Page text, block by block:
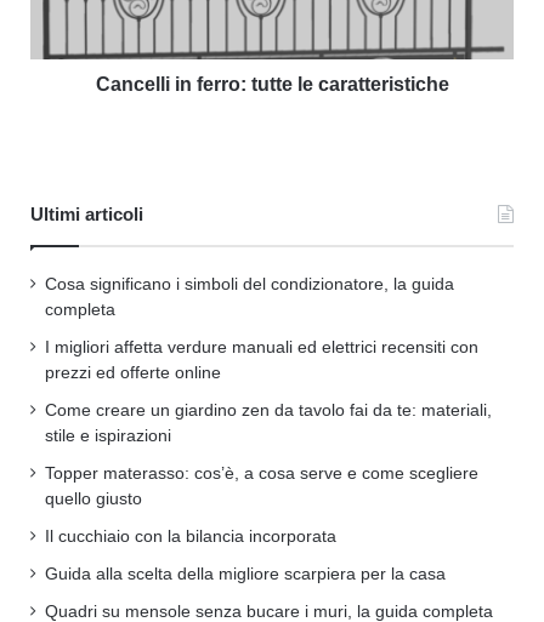
Cancelli in ferro: tutte le caratteristiche
Ultimi articoli
Cosa significano i simboli del condizionatore, la guida
completa
I migliori affetta verdure manuali ed elettrici recensiti con
prezzi ed offerte online
Come creare un giardino zen da tavolo fai da te: materiali,
stile e ispirazioni
Topper materasso: cos’è, a cosa serve e come scegliere
quello giusto
Il cucchiaio con la bilancia incorporata
Guida alla scelta della migliore scarpiera per la casa
Quadri su mensole senza bucare i muri, la guida completa